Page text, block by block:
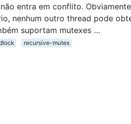
entra em conflito.
nenhum outro thread pode
suportam mutexes …
recursive-mutex